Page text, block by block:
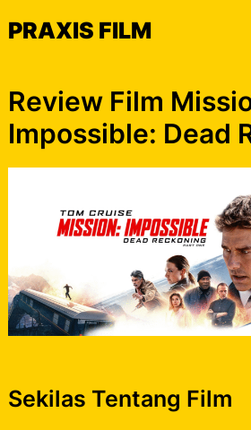
toPRAXIS FILM
Review Film
Impossible: Dead
Sekilas Tentang Film